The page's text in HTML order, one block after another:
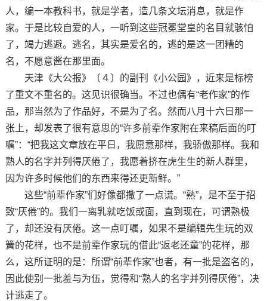
人，编一本教科书，就是学者，造几条文坛消息，就是作
家。于是比较自爱的人，一听到这些冠冕堂皇的名目就骇怕
了，竭力逃避。逃名，其实是爱名的，逃的是这一团糟的
名，不愿意酱在那里面。
天津《大公报》〔４〕的副刊《小公园》，近来是标榜
了重文不重名的。这见识很确当。不过也偶有“老作家”的作
品，那当然为了作品好，不是为了名。然而八月十六日那一
张上，却发表了很有意思的“许多前辈作家附在来稿后面的叮
嘱”：“把我这文章放在平日，我愿意那样，我骄傲那样。我和
熟人的名字并列得厌倦了，我愿着挤在虎生生的新人群里，
因为许多时候他们的东西来得还更新鲜。”
这些“前辈作家”们好像都撒了一点谎。“熟”，是不至于招
致“厌倦”的。我们一离乳就吃饭或面，直到现在，可谓熟极
了，却还没有厌倦。这一点叮嘱，如果不是编辑先生玩的双
簧的花样，也不是前辈作家玩的借此“返老还童”的花样，那
么，这所证明的是：所谓“前辈作家”也者，有一批是盗名的，
因此使别一批羞与为伍，觉得和“熟人的名字并列得厌倦”，决
计逃走了。